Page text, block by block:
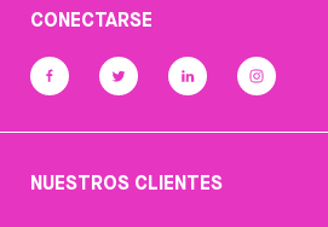
CONECTARSE
NUESTROS CLIENTES